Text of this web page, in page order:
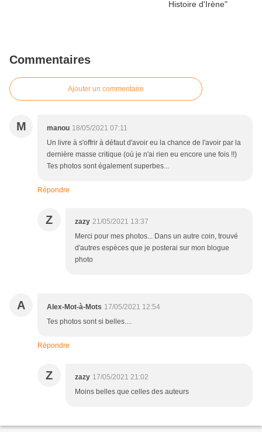
Commentaires
Ajouter un commentaire
M manou 18/05/2021 07:11
Un livre à s'offrir à défaut d'avoir eu la chance de l'avoir par la
dernière masse critique (où je n'ai rien eu encore une fois !!)
Tes photos sont également superbes...
Répondre
Z zazy 21/05/2021 13:37
Merci pour mes photos... Dans un autre coin, trouvé
d'autres espèces que je posterai sur mon blogue
photo
A Alex-Mot-à-Mots 17/05/2021 12:54
Tes photos sont si belles....
Répondre
Z zazy 17/05/2021 21:02
Moins belles que celles des auteurs